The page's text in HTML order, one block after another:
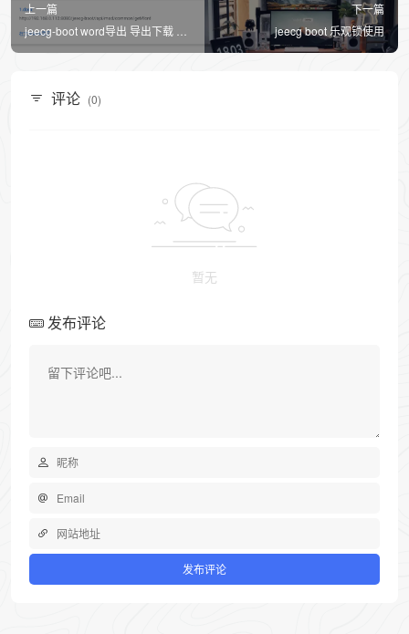
上一篇
jeecg-boot word导出 导出下载 模
下一篇
jeecg boot 乐观锁使用
评论 (0)
暂无
发布评论